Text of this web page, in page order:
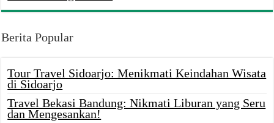
Berita Popular
Tour Travel Sidoarjo: Menikmati Keindahan Wisata
di Sidoarjo
Travel Bekasi Bandung: Nikmati Liburan yang Seru
dan Mengesankan!